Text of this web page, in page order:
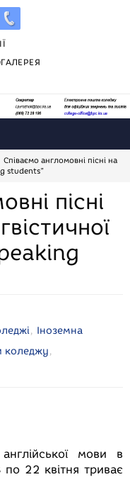
Співаємо англомовні пісні на
students”
пісні
, Іноземна
коледжу,
мови в
22 квітня триває